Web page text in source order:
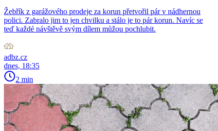
Žebřík z garážového prodeje za korun přetvořil pár v nádhernou
polici. Zabralo jim to jen chvilku a stálo je to pár korun. Navíc se
teď každé návštěvě svým dílem můžou pochlubit.
adbz.cz
dnes, 18:35
2 min